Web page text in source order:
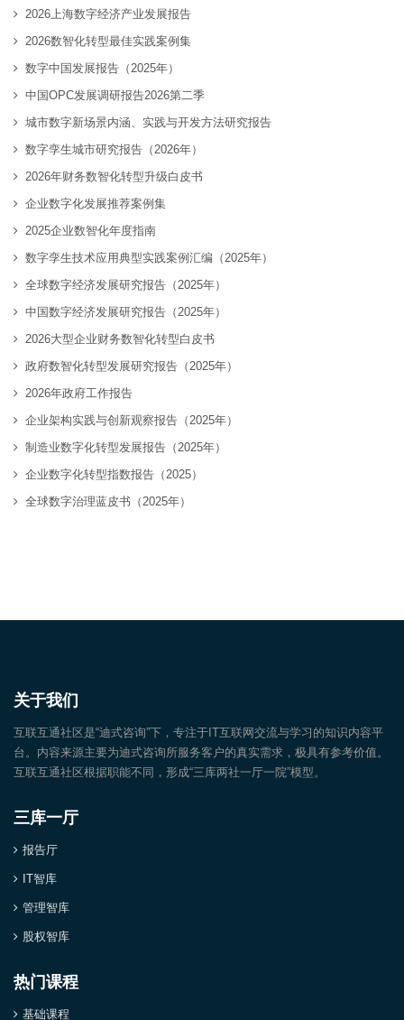
2026上海数字经济产业发展报告
2026数智化转型最佳实践案例集
数字中国发展报告（2025年）
中国OPC发展调研报告2026第二季
城市数字新场景内涵、实践与开发方法研究报告
数字孪生城市研究报告（2026年）
2026年财务数智化转型升级白皮书
企业数字化发展推荐案例集
2025企业数智化年度指南
数字孪生技术应用典型实践案例汇编（2025年）
全球数字经济发展研究报告（2025年）
中国数字经济发展研究报告（2025年）
2026大型企业财务数智化转型白皮书
政府数智化转型发展研究报告（2025年）
2026年政府工作报告
企业架构实践与创新观察报告（2025年）
制造业数字化转型发展报告（2025年）
企业数字化转型指数报告（2025）
全球数字治理蓝皮书（2025年）
关于我们
互联互通社区是“迪式咨询”下，专注于IT互联网交流与学习的知识内容平
台。内容来源主要为迪式咨询所服务客户的真实需求，极具有参考价值。
互联互通社区根据职能不同，形成“三库两社一厅一院”模型。
三库一厅
报告厅
IT智库
管理智库
股权智库
热门课程
基础课程